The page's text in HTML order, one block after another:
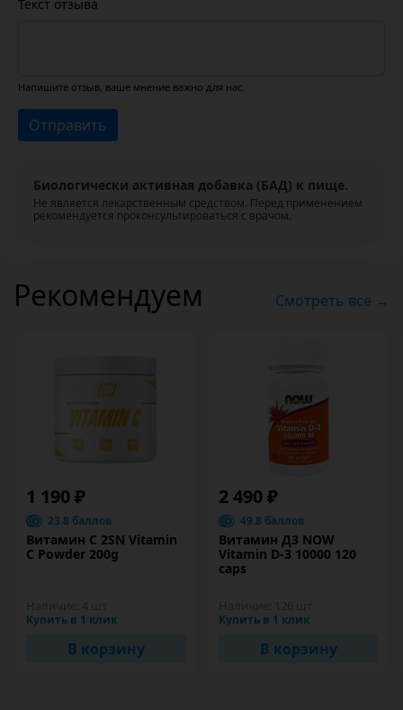
Текст отзыва
Напишите отзыв, ваше мнение важно для нас.
Отправить
Биологически активная добавка (БАД) к пище.
Не является лекарственным средством. Перед применением
рекомендуется проконсультироваться с врачом.
Рекомендуем Смотреть все →
1 190 ₽
23.8 баллов
Витамин C 2SN Vitamin
C Powder 200g
Купить в 1 клик
В корзину
2 490 ₽
49.8 баллов
Витамин Д3 NOW
Vitamin D-3 10000 120
caps
Купить в 1 клик
В корзину